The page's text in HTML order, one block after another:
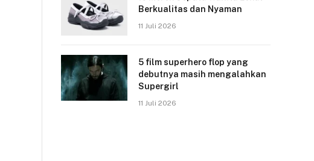
Berkualitas dan Nyaman
11 Juli 2026
5 film superhero flop yang
debutnya masih mengalahkan
Supergirl
11 Juli 2026